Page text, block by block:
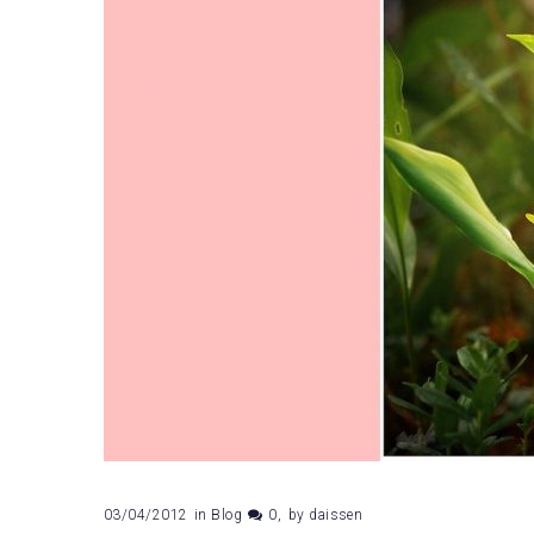
03/04/2012 in Blog 0 by daissen